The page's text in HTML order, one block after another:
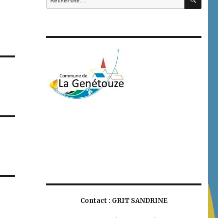
pour
Contact : GRIT SANDRINE